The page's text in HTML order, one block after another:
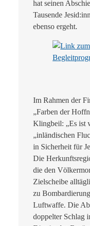
hat seinen
Tausende
ebenso ergeht.
Im Rahmen der
„Farben der
Klingbeil: „Es ist
„inländischen
in Sicherheit für
Die
die den
Zielscheibe
zu
Luftwaffe. Die
doppelter Schlag